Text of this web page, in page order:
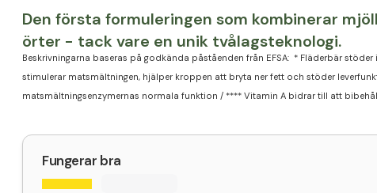
Den första formuleringen som kombinerar
örter - tack vare en unik tvålagsteknologi.
Beskrivningarna baseras på godkända påståenden från EFSA: * Fläderbär
stimulerar matsmältningen, hjälper kroppen att bryta ner fett och stöder
matsmältningsenzymernas normala funktion / **** Vitamin A bidrar till att
Fungerar bra